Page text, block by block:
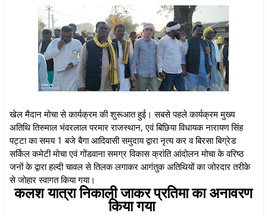
खेल मैदान मोचा से कार्यक्रम की शुरूआत हुई। सबसे पहले कार्यक्रम मुख्य
अतिथि तिरुमाल भंवरलाल परमार राजस्थान, एवं बिछिया विधायक नारायण सिंह
पट्टा का समय 1 बजे बैगा आदिवासी समुदाय द्वारा नृत्य कर व बिरसा बिग्रेड
सर्किल कमेटी मोचा एवं गोंडवाना समग्र विकास क्रांति आंदोलन मोचा के वरिष्ठ
जनों के द्वारा हल्दी चावल से तिलक लगाकर आगंतुक अतिथियों का जोरदार तरीके
से जोहार स्वागत किया गया।
कलश यात्रा निकाली जाकर प्रतिमा का अनावरण
किया गया